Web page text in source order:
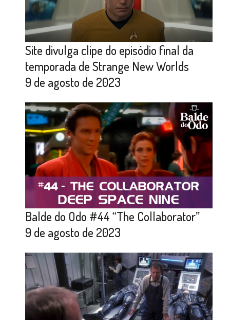
Site divulga clipe do episódio final da
temporada de Strange New Worlds
9 de agosto de 2023
Balde do Odo #44 “The Collaborator”
9 de agosto de 2023